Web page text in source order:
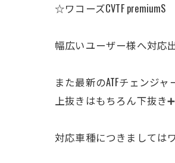
☆ワコーズCVTF premiumS
幅広いユーザー様へ対応
また最新のATFチェンジャ
上抜きはもちろん下抜き
対応車種につきましては